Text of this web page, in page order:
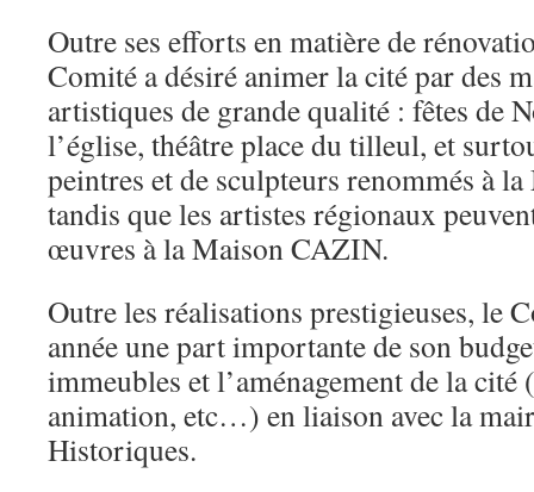
Outre ses efforts en matière de
Comité a désiré animer la cité par des
artistiques de grande qualité : fêtes de
l’église, théâtre place du tilleul, et
peintres et de sculpteurs renommés à
tandis que les artistes régionaux
œuvres à la Maison CAZIN.
Outre les réalisations prestigieuses, le
année une part importante de son
immeubles et l’aménagement de la cité
animation, etc…) en liaison avec la
Historiques.